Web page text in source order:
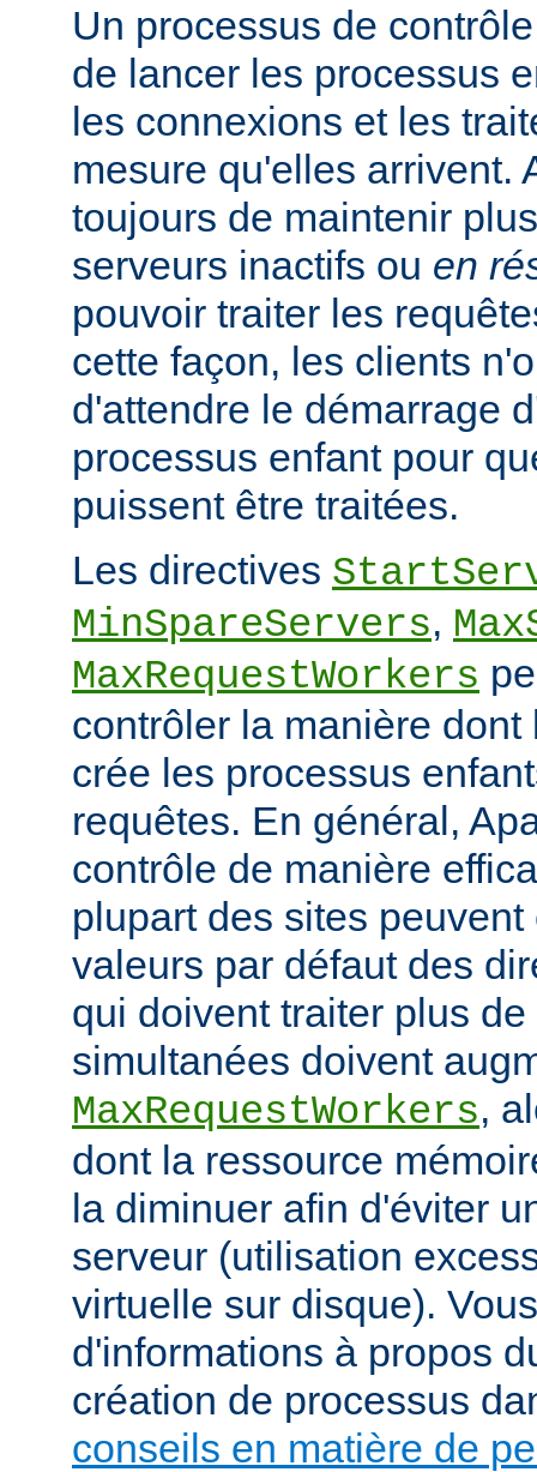
Un processus de
de lancer les processus
les connexions et les
mesure qu'elles arrivent.
toujours de maintenir
serveurs inactifs ou en
pouvoir traiter les
cette façon, les clients
d'attendre le démarrage
processus enfant pour
puissent être traitées.
Les directives
MinSpareServers,
MaxRequestWorkers
contrôler la manière
crée les processus
requêtes. En général,
contrôle de manière
plupart des sites
valeurs par défaut des
qui doivent traiter plus
simultanées doivent
MaxRequestWorkers,
dont la ressource
la diminuer afin d'éviter
serveur (utilisation
virtuelle sur disque).
d'informations à propos
création de processus
conseils en matière de